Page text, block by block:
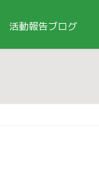
活動報告ブログ